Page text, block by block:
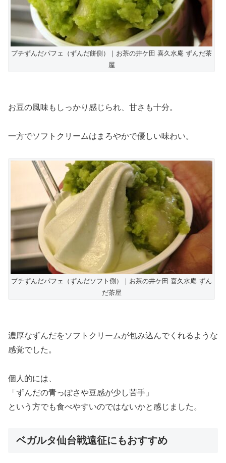
プチずんだパフェ（ずんだ餅側）｜お茶の井ケ田 喜久水庵 ずんだ茶
屋
お豆の風味もしっかり感じられ、甘さも十分。
一方でソフトクリームはまろやかで優しい味わい。
プチずんだパフェ（ずんだソフト側）｜お茶の井ケ田 喜久水庵 ずん
だ茶屋
濃厚なずんだをソフトクリームが包み込んでくれるような
感覚でした。
個人的には、
「ずんだの青っぽさや豆感が少し苦手」
という方でも食べやすいのではないかと感じました。
ベガルタ仙台戦遠征にもおすすめ